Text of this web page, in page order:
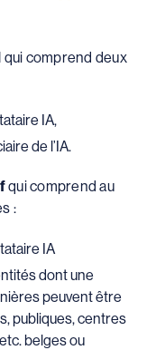
qui comprend deux
IA,
de l’IA.
qui comprend au
:
IA
dont une
peuvent être
publiques, centres
belges ou